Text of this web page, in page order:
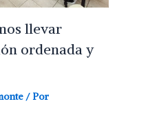
llevar
ordenada y
/ Por